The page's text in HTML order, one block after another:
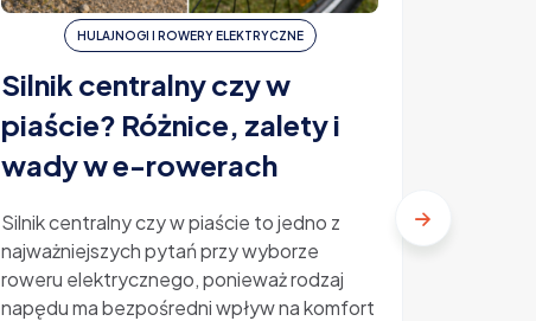
HULAJNOGI I ROWERY ELEKTRYCZNE
Silnik centralny czy w
piaście? Różnice, zalety i
wady w e-rowerach
Silnik centralny czy w piaście to jedno z
najważniejszych pytań przy wyborze
roweru elektrycznego, ponieważ rodzaj
napędu ma bezpośredni wpływ na komfort